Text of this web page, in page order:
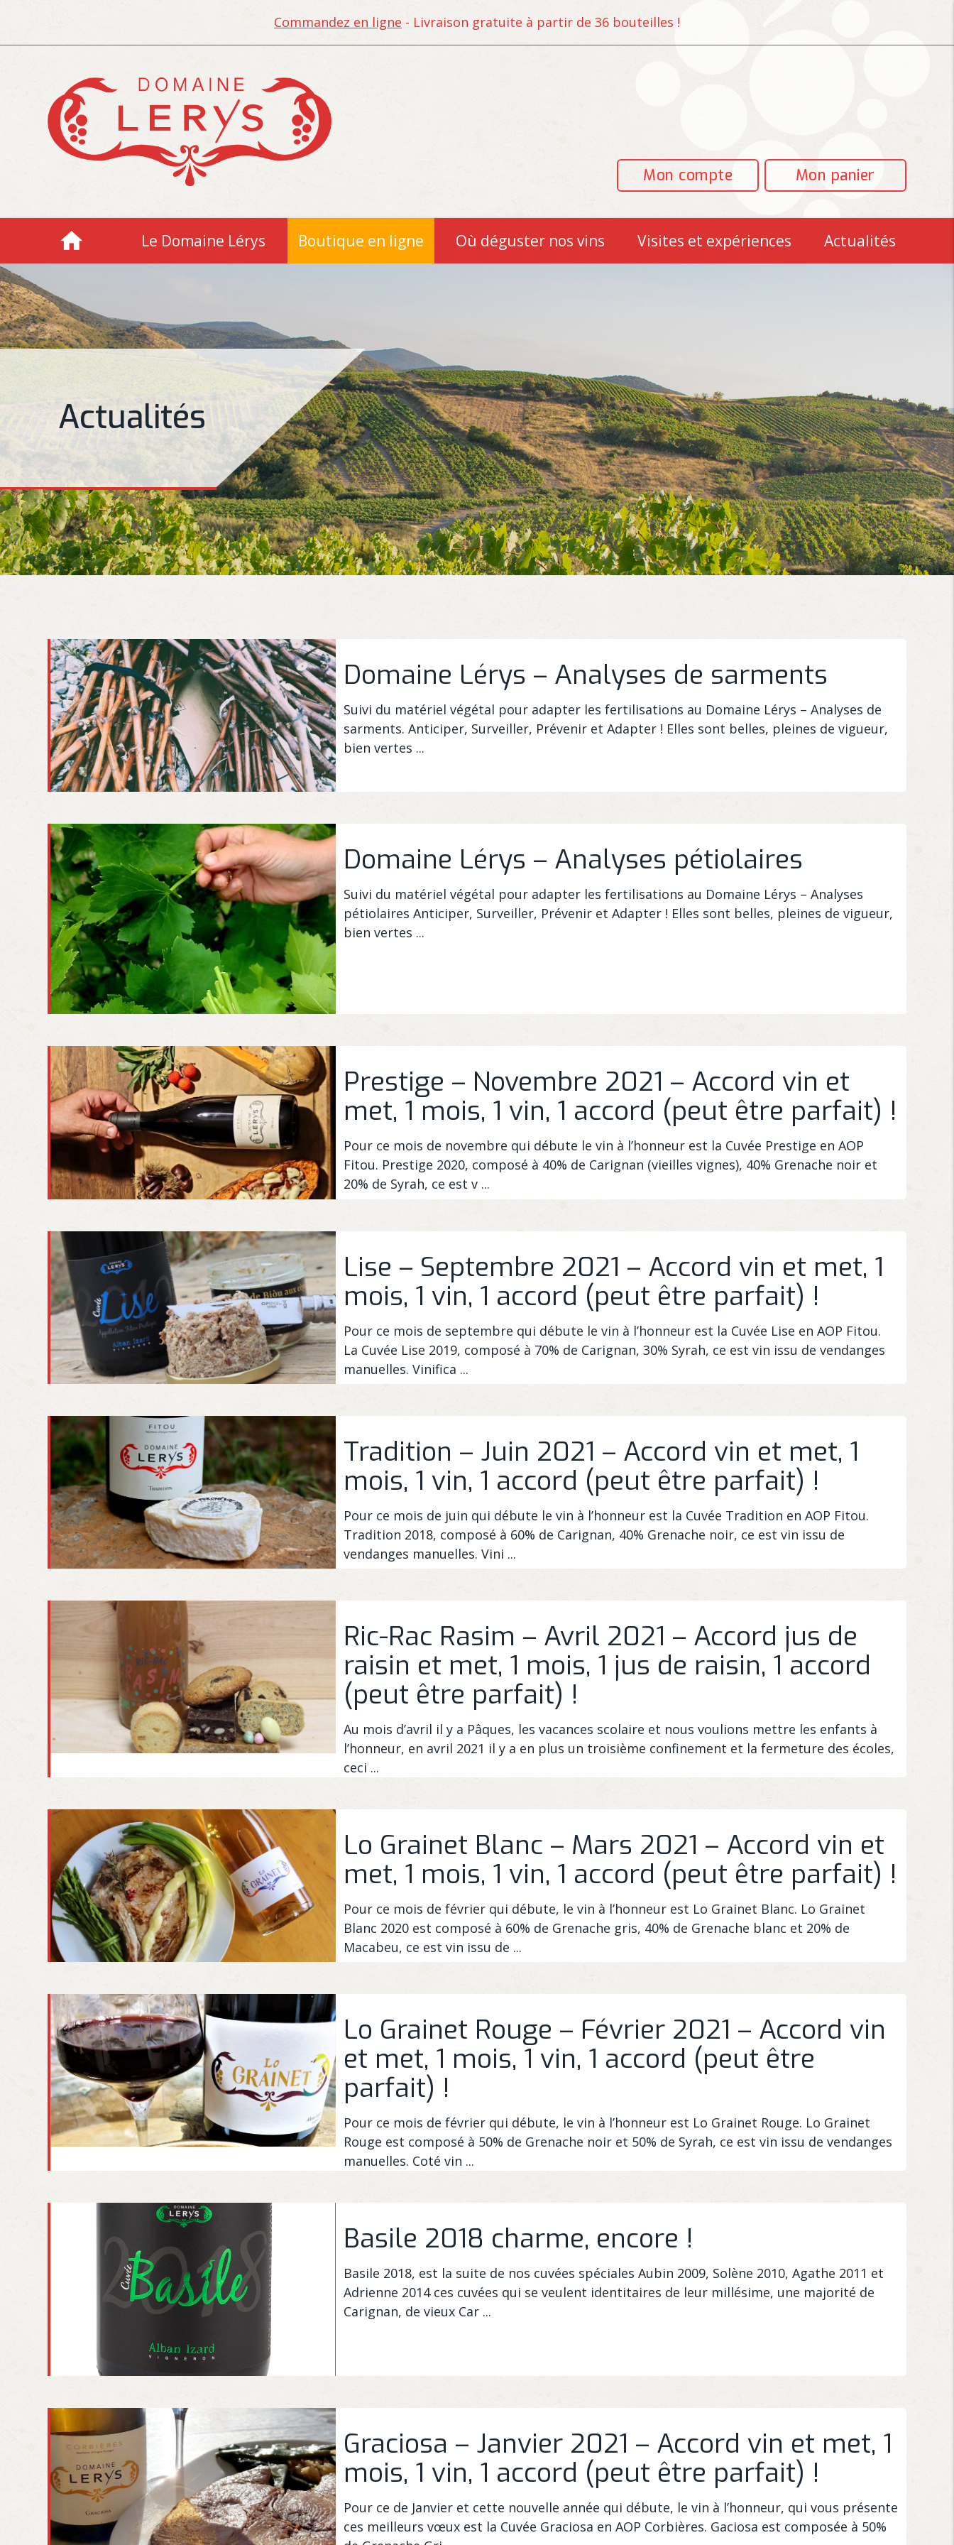
Commandez en ligne - Livraison gratuite à partir de 36 bouteilles !
Mon compte Mon panier
Le Domaine Lérys Boutique en ligne Où déguster nos vins Visites et expériences Actualités
Actualités
Domaine Lérys – Analyses de sarments
Suivi du matériel végétal pour adapter les fertilisations au Domaine Lérys – Analyses de
sarments. Anticiper, Surveiller, Prévenir et Adapter ! Elles sont belles, pleines de vigueur,
bien vertes ...
Domaine Lérys – Analyses pétiolaires
Suivi du matériel végétal pour adapter les fertilisations au Domaine Lérys – Analyses
pétiolaires Anticiper, Surveiller, Prévenir et Adapter ! Elles sont belles, pleines de vigueur,
bien vertes ...
Prestige – Novembre 2021 – Accord vin et
met, 1 mois, 1 vin, 1 accord (peut être parfait) !
Pour ce mois de novembre qui débute le vin à l’honneur est la Cuvée Prestige en AOP
Fitou. Prestige 2020, composé à 40% de Carignan (vieilles vignes), 40% Grenache noir et
20% de Syrah, ce est v ...
Lise – Septembre 2021 – Accord vin et met, 1
mois, 1 vin, 1 accord (peut être parfait) !
Pour ce mois de septembre qui débute le vin à l’honneur est la Cuvée Lise en AOP Fitou.
La Cuvée Lise 2019, composé à 70% de Carignan, 30% Syrah, ce est vin issu de vendanges
manuelles. Vinifica ...
Tradition – Juin 2021 – Accord vin et met, 1
mois, 1 vin, 1 accord (peut être parfait) !
Pour ce mois de juin qui débute le vin à l’honneur est la Cuvée Tradition en AOP Fitou.
Tradition 2018, composé à 60% de Carignan, 40% Grenache noir, ce est vin issu de
vendanges manuelles. Vini ...
Ric-Rac Rasim – Avril 2021 – Accord jus de
raisin et met, 1 mois, 1 jus de raisin, 1 accord
(peut être parfait) !
Au mois d’avril il y a Pâques, les vacances scolaire et nous voulions mettre les enfants à
l’honneur, en avril 2021 il y a en plus un troisième confinement et la fermeture des écoles,
ceci ...
Lo Grainet Blanc – Mars 2021 – Accord vin et
met, 1 mois, 1 vin, 1 accord (peut être parfait) !
Pour ce mois de février qui débute, le vin à l’honneur est Lo Grainet Blanc. Lo Grainet
Blanc 2020 est composé à 60% de Grenache gris, 40% de Grenache blanc et 20% de
Macabeu, ce est vin issu de ...
Lo Grainet Rouge – Février 2021 – Accord vin
et met, 1 mois, 1 vin, 1 accord (peut être
parfait) !
Pour ce mois de février qui débute, le vin à l’honneur est Lo Grainet Rouge. Lo Grainet
Rouge est composé à 50% de Grenache noir et 50% de Syrah, ce est vin issu de vendanges
manuelles. Coté vin ...
Basile 2018 charme, encore !
Basile 2018, est la suite de nos cuvées spéciales Aubin 2009, Solène 2010, Agathe 2011 et
Adrienne 2014 ces cuvées qui se veulent identitaires de leur millésime, une majorité de
Carignan, de vieux Car ...
Graciosa – Janvier 2021 – Accord vin et met, 1
mois, 1 vin, 1 accord (peut être parfait) !
Pour ce de Janvier et cette nouvelle année qui débute, le vin à l’honneur, qui vous présente
ces meilleurs vœux est la Cuvée Graciosa en AOP Corbières. Gaciosa est composée à 50%